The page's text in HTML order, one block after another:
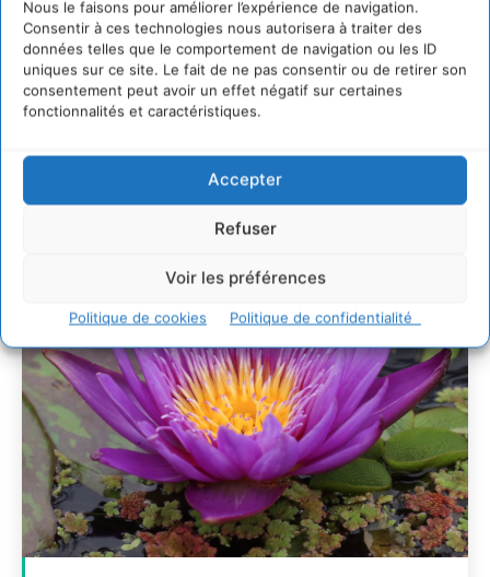
Nous le faisons pour améliorer l’expérience de navigation.
Consentir à ces technologies nous autorisera à traiter des
données telles que le comportement de navigation ou les ID
uniques sur ce site. Le fait de ne pas consentir ou de retirer son
consentement peut avoir un effet négatif sur certaines
fonctionnalités et caractéristiques.
Accepter
Refuser
Voir les préférences
Politique de cookies Politique de confidentialité
29 juillet 2026
L’éco-anxiété informe et l’éco-lucidité transforme
28 juillet 2026
7 indicateurs pour des villes résilientes et durables,
27 juillet 2026